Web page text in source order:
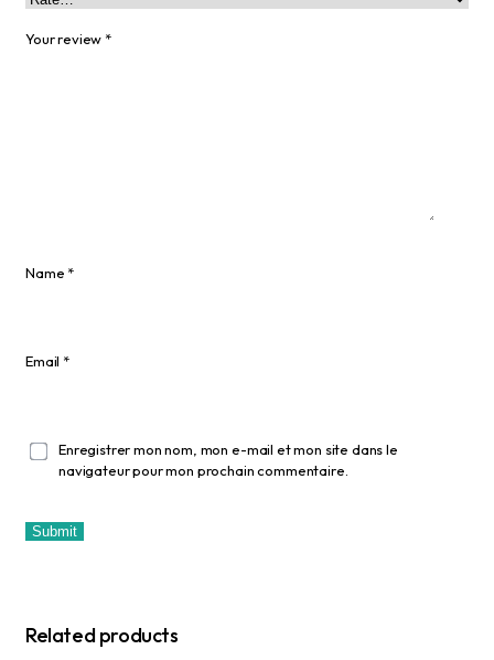
Your review *
Name *
Email *
Enregistrer mon nom, mon e-mail et mon site dans le
navigateur pour mon prochain commentaire.
Related products